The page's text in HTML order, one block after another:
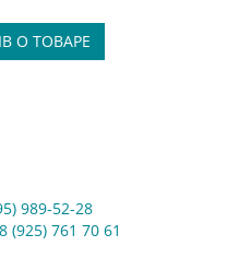
О ТОВАРЕ
989-52-28
8 (925) 761 70 61